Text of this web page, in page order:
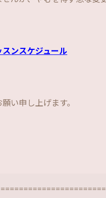
ンスケジュール
い申し上げます。